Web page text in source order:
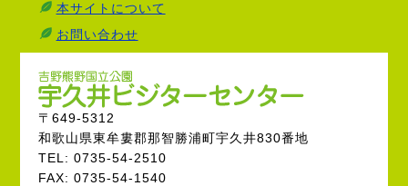
本サイトについて
お問い合わせ
〒649-5312
和歌山県東牟婁郡那智勝浦町宇久井830番地
TEL: 0735-54-2510
FAX: 0735-54-1540